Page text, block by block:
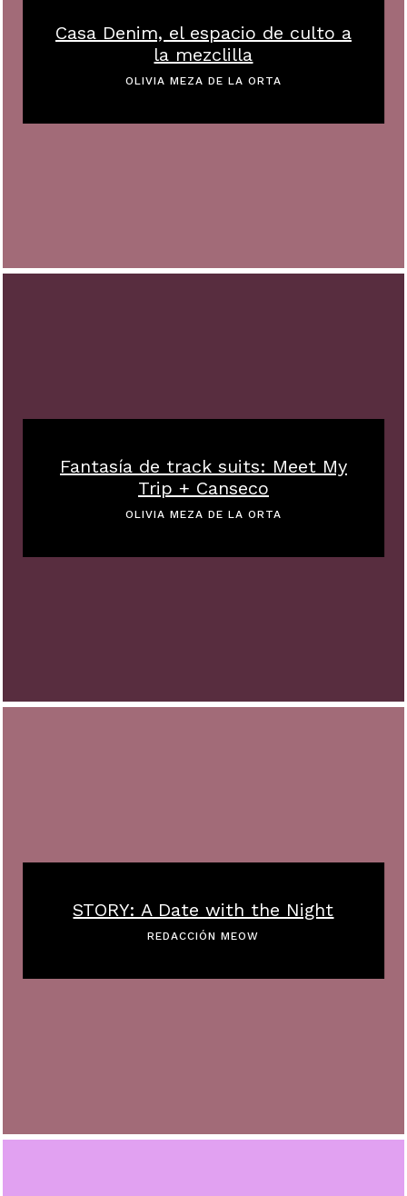
Casa Denim, el espacio de culto a
la mezclilla
OLIVIA MEZA DE LA ORTA
Fantasía de track suits: Meet My
Trip + Canseco
OLIVIA MEZA DE LA ORTA
STORY: A Date with the Night
REDACCIÓN MEOW